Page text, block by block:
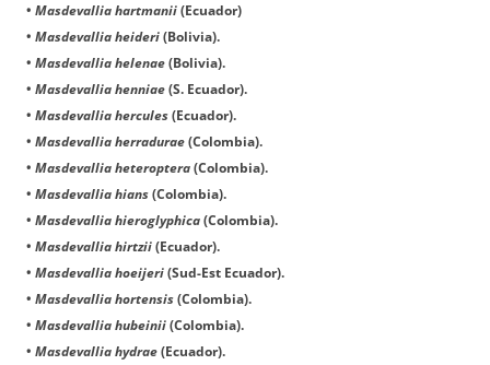
• Masdevallia hartmanii (Ecuador)
• Masdevallia heideri (Bolivia).
• Masdevallia helenae (Bolivia).
• Masdevallia henniae (S. Ecuador).
• Masdevallia hercules (Ecuador).
• Masdevallia herradurae (Colombia).
• Masdevallia heteroptera (Colombia).
• Masdevallia hians (Colombia).
• Masdevallia hieroglyphica (Colombia).
• Masdevallia hirtzii (Ecuador).
• Masdevallia hoeijeri (Sud-Est Ecuador).
• Masdevallia hortensis (Colombia).
• Masdevallia hubeinii (Colombia).
• Masdevallia hydrae (Ecuador).